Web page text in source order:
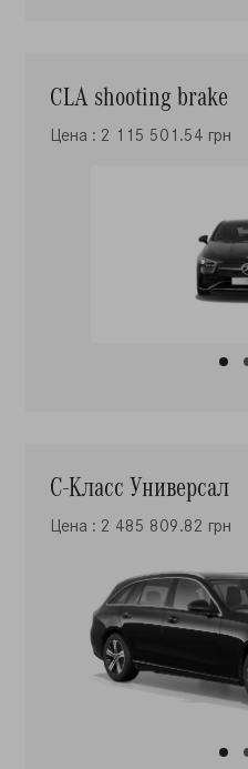
CLA shooting brake
Цена : 2 115 501.54 грн
С-Класc Универсал
Цена : 2 485 809.82 грн